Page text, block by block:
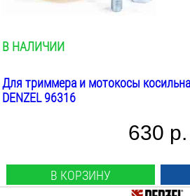
В НАЛИЧИИ
Для триммера и мотокосы
DENZEL 96316
630 р.
В КОРЗИНУ